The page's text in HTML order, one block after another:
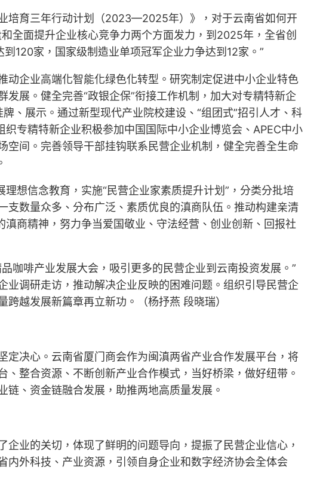
培育三年行动计划（2023—2025年）》，对于云南省如何开
全面提升企业核心竞争力两个方面发力，到2025年，全省创
120家，国家级制造业单项冠军企业力争达到12家。”
企业高端化智能化绿色化转型。研究制定促进中小企业特色
展。健全完善“政银企保”衔接工作机制，加大对专精特新企
、展示。通过新型现代产业院校建设、“组团式”招引人才、科
专精特新企业积极参加中国国际中小企业博览会、APEC中小
间。完善领导干部挂钩联系民营企业机制，健全完善全生命
想信念教育，实施“民营企业家素质提升计划”，分类分批培
数量众多、分布广泛、素质优良的滇商队伍。推动构建亲清
商精神，努力争当爱国敬业、守法经营、创业创新、回报社
咖啡产业发展大会，吸引更多的民营企业到云南投资发展。”
调研走访，推动解决企业反映的困难问题。组织引导民营企
越发展新篇章再立新功。（杨抒燕 段晓瑞）
定决心。云南省厦门商会作为闽滇两省产业合作发展平台，将
整合资源、不断创新产业合作模式，当好桥梁，做好纽带。
、资金链融合发展，助推两地高质量发展。
业的关切，体现了鲜明的问题导向，提振了民营企业信心，
外科技、产业资源，引领自身企业和数字经济协会全体会